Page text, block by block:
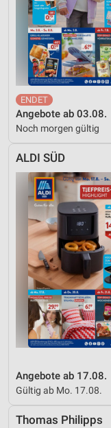
Angebote ab 03.08.
Noch morgen gültig
ALDI SÜD
Angebote ab 17.08.
Gültig ab Mo. 17.08.
Thomas Philipps